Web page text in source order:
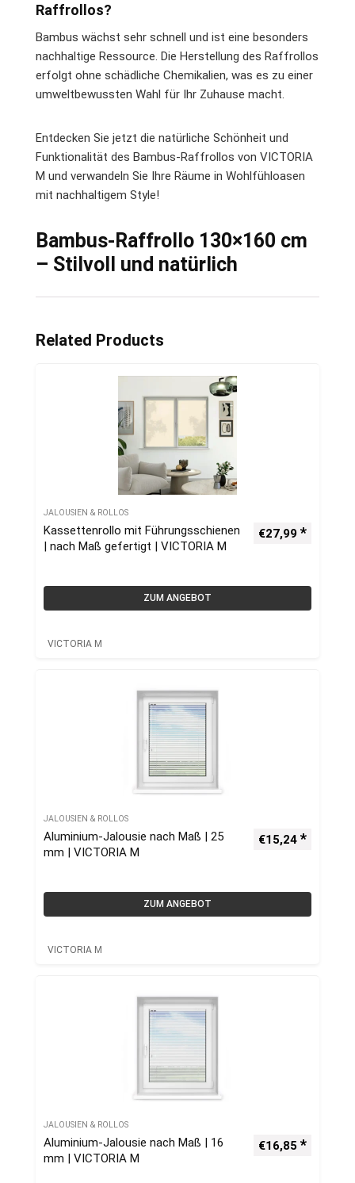
Raffrollos?
Bambus wächst sehr schnell und ist eine besonders
nachhaltige Ressource. Die Herstellung des Raffrollos
erfolgt ohne schädliche Chemikalien, was es zu einer
umweltbewussten Wahl für Ihr Zuhause macht.
Entdecken Sie jetzt die natürliche Schönheit und
Funktionalität des Bambus-Raffrollos von VICTORIA
M und verwandeln Sie Ihre Räume in Wohlfühloasen
mit nachhaltigem Style!
Bambus-Raffrollo 130×160 cm
– Stilvoll und natürlich
Related Products
JALOUSIEN & ROLLOS
Kassettenrollo mit Führungsschienen
| nach Maß gefertigt | VICTORIA M
€27,99
ZUM ANGEBOT
VICTORIA M
JALOUSIEN & ROLLOS
Aluminium-Jalousie nach Maß | 25
mm | VICTORIA M
€15,24
ZUM ANGEBOT
VICTORIA M
JALOUSIEN & ROLLOS
Aluminium-Jalousie nach Maß | 16
mm | VICTORIA M
€16,85